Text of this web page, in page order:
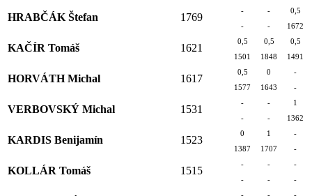
HRABČÁK Štefan 1769
- -
0,5
-
- 1672
KAČÍR Tomáš 1621
0,5 0,5
0,5
1501
1848 1491
HORVÁTH Michal 1617
0,5 0
-
1577
1643 -
VERBOVSKÝ Michal 1531
- -
1
-
- 1362
KARDIS Benijamín 1523
0 1
-
1387
1707 -
KOLLÁR Tomáš 1515
- -
-
-
- -